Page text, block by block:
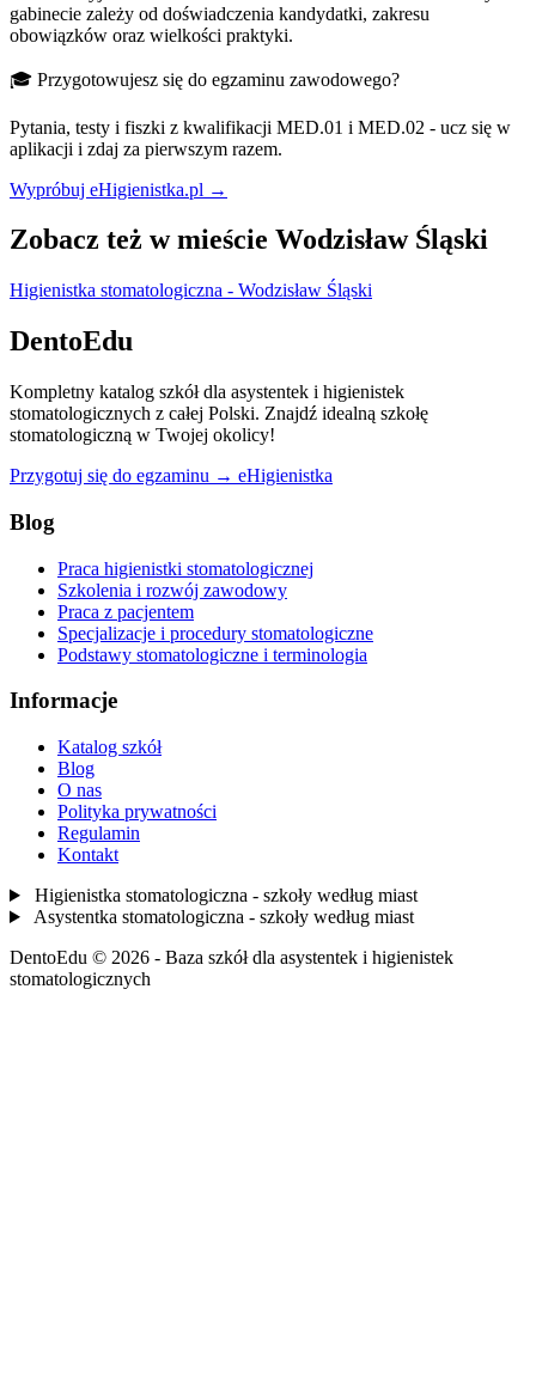
gabinecie zależy od doświadczenia kandydatki, zakresu
obowiązków oraz wielkości praktyki.
🎓 Przygotowujesz się do egzaminu zawodowego?
Pytania, testy i fiszki z kwalifikacji MED.01 i MED.02 - ucz się w
aplikacji i zdaj za pierwszym razem.
Wypróbuj eHigienistka.pl →
Zobacz też w mieście Wodzisław Śląski
Higienistka stomatologiczna - Wodzisław Śląski
DentoEdu
Kompletny katalog szkół dla asystentek i higienistek
stomatologicznych z całej Polski. Znajdź idealną szkołę
stomatologiczną w Twojej okolicy!
Przygotuj się do egzaminu → eHigienistka
Blog
Praca higienistki stomatologicznej
Szkolenia i rozwój zawodowy
Praca z pacjentem
Specjalizacje i procedury stomatologiczne
Podstawy stomatologiczne i terminologia
Informacje
Katalog szkół
Blog
O nas
Polityka prywatności
Regulamin
Kontakt
Higienistka stomatologiczna - szkoły według miast
Asystentka stomatologiczna - szkoły według miast
DentoEdu © 2026 - Baza szkół dla asystentek i higienistek
stomatologicznych